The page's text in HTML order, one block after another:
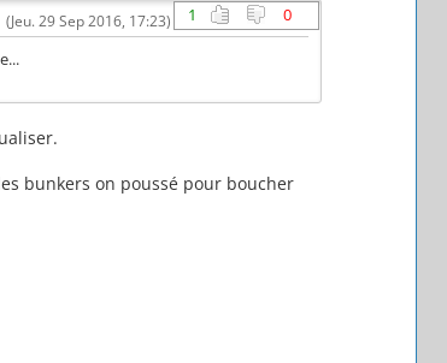
1 0
(Jeu. 29 Sep 2016, 17:23)
bunkers on poussé pour boucher